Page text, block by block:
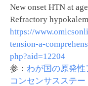
New onset HTN at
Refractory
https://
tension-a-
php?aid=12204
参： わが国の原発
コンセンサスステー